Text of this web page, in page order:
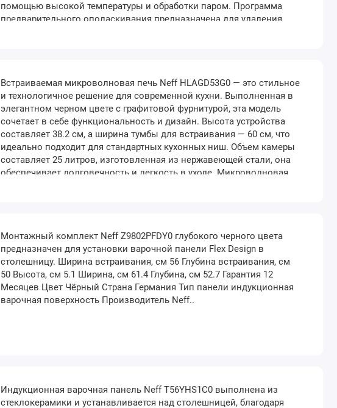
помощью высокой температуры и обработки паром. Программа
предварительного ополаскивания предназначена для удаления
Встраиваемая микроволновая печь Neff HLAGD53G0 — это стильное
и технологичное решение для современной кухни. Выполненная в
элегантном черном цвете с графитовой фурнитурой, эта модель
сочетает в себе функциональность и дизайн. Высота устройства
составляет 38.2 см, а ширина тумбы для встраивания — 60 см, что
идеально подходит для стандартных кухонных ниш. Объем камеры
составляет 25 литров, изготовленная из нержавеющей стали, она
обеспечивает долговечность и легкость в уходе. Микроволновая
Монтажный комплект Neff Z9802PFDY0 глубокого черного цвета
предназначен для установки варочной панели Flex Design в
столешницу. Ширина встраивания, см 56 Глубина встраивания, см
50 Высота, см 5.1 Ширина, см 61.4 Глубина, см 52.7 Гарантия 12
Месяцев Цвет Чёрный Страна Германия Тип панели индукционная
варочная поверхность Производитель Neff..
Индукционная варочная панель Neff T56YHS1C0 выполнена из
стеклокерамики и устанавливается над столешницей, благодаря